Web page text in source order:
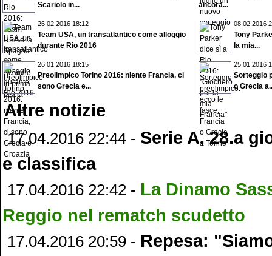
Scariolo in...
ancora...
26.02.2016 18:12
Team USA, un transatlantico come alloggio
durante Rio 2016
08.02.2016
Tony
la mia...
26.01.2016 18:15
Preolimpico Torino 2016: niente Francia, ci
sono Grecia e...
25.01.2016
Sorteggio
o Grecia
Altre notizie
17.04.2016 22:44 - Serie A, 28.a
e classifica
17.04.2016 22:42 - La Dinamo
Reggio nel rematch scudetto
17.04.2016 20:59 - Repesa: